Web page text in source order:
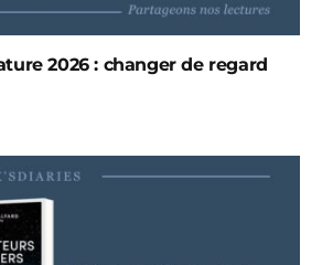
2026 : changer de regard